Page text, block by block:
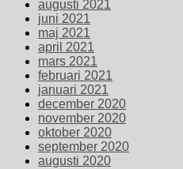
augusti 2021
juni 2021
maj 2021
april 2021
mars 2021
februari 2021
januari 2021
december 2020
november 2020
oktober 2020
september 2020
augusti 2020